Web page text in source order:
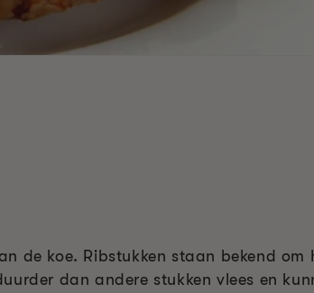
de koe. Ribstukken staan bekend om
dan andere stukken vlees en